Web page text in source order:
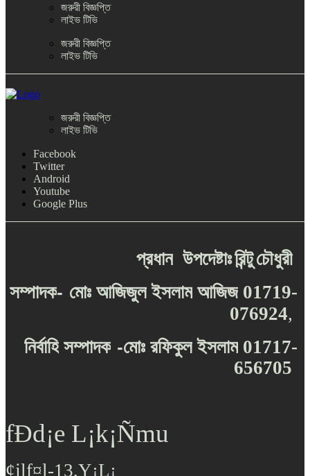
জরুরী বিজ্ঞপ্তি
লাইভ টিভি
জরুরী বিজ্ঞপ্তি
লাইভ টিভি
জরুরী বিজ্ঞপ্তি
লাইভ টিভি
Facebook
Twitter
Android
Youtube
Google Plus
প্রধান উপদেষ্টাঃরিন্টুচৌধুরী
সম্পাদক- মোঃ আজিজুল ইসলাম আজিজ 01719-
076924,
নির্বাহি সম্পাদক -মোঃ রফিকুল ইসলাম 01717-
656705
fÐd¡e L¡k¡Ñmu
¢jlf¤l-13,Y¡L¡